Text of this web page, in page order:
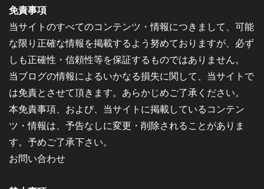
免責事項
当サイトのすべてのコンテンツ・情報につきまして、可能
な限り正確な情報を掲載するよう努めておりますが、必ず
しも正確性・信頼性等を保証するものではありません。
当ブログの情報によるいかなる損失に関して、当サイトで
は免責とさせて頂きます。あらかじめご了承ください。
本免責事項、および、当サイトに掲載しているコンテン
ツ・情報は、予告なしに変更・削除されることがありま
す。予めご了承下さい。
お問い合わせ